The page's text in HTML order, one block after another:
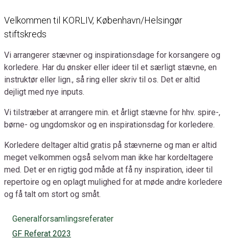
Velkommen til KORLIV, København/Helsingør
stiftskreds
Vi arrangerer stævner og inspirationsdage for korsangere og
korledere. Har du ønsker eller ideer til et særligt stævne, en
instruktør eller lign., så ring eller skriv til os. Det er altid
dejligt med nye inputs.
Vi tilstræber at arrangere min. et årligt stævne for hhv. spire-,
børne- og ungdomskor og en inspirationsdag for korledere.
Korledere deltager altid gratis på stævnerne og man er altid
meget velkommen også selvom man ikke har kordeltagere
med. Det er en rigtig god måde at få ny inspiration, ideer til
repertoire og en oplagt mulighed for at møde andre korledere
og få talt om stort og småt.
Generalforsamlingsreferater
GF Referat 2023